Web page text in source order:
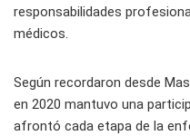
responsabilidades
médicos.
Según recordaron desde
en 2020 mantuvo una
afrontó cada etapa de la